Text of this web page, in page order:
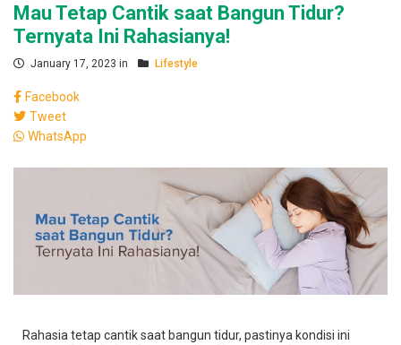
Mau Tetap Cantik saat Bangun Tidur?
Ternyata Ini Rahasianya!
January 17, 2023 in Lifestyle
Facebook
Tweet
WhatsApp
Rahasia tetap cantik saat bangun tidur, pastinya kondisi ini